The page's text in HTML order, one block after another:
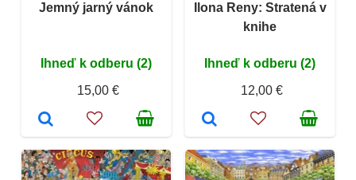
Jemný jarný vánok
Ihneď k odberu (2)
15,00 €
Ilona Reny: Stratená v
knihe
Ihneď k odberu (2)
12,00 €